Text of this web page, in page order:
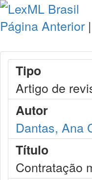
Página Anterior |
Tipo
Artigo de
Autor
Dantas, Ana
Título
Contratação